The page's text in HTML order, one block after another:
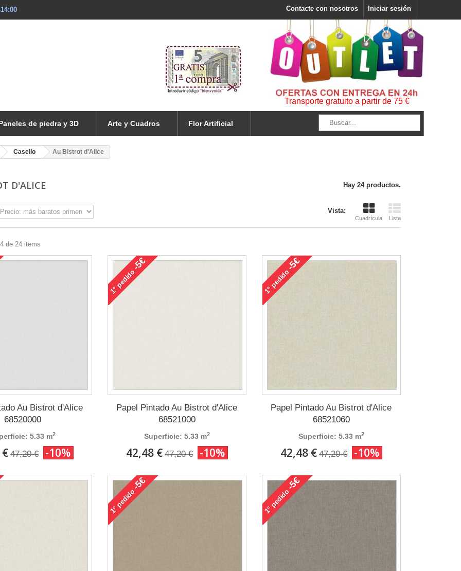
Iniciar sesión
Contacte con nosotros
Transporte gratuito a partir de 75 €
de piedra y 3D Arte y Cuadros Flor Artificial
Caselio Au Bistrot d'Alice
D'ALICE Hay 24 productos.
Vista:
Cuadrícula Lista
de 24 items
Au Bistrot d'Alice
68520000
5.33 m2
47,20 € -10%
1°
pedido
-5€
Papel Pintado Au Bistrot d'Alice
68521000
Superficie: 5.33 m2
42,48 € 47,20 € -10%
1°
pedido
-5€
Papel Pintado Au Bistrot d'Alice
68521060
Superficie: 5.33 m2
42,48 € 47,20 € -10%
1°
pedido
-5€
1°
pedido
-5€